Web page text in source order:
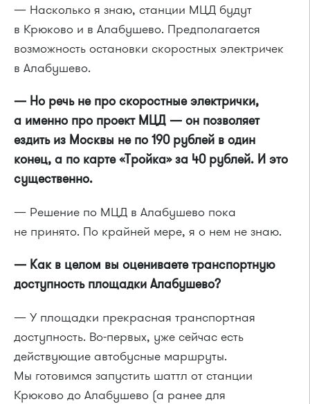
— Насколько я знаю, станции МЦД будут
в Крюково и в Алабушево. Предполагается
возможность остановки скоростных электричек
в Алабушево.
— Но речь не про скоростные электрички,
а именно про проект МЦД — он позволяет
ездить из Москвы не по 190 рублей в один
конец, а по карте «Тройка» за 40 рублей. И это
существенно.
— Решение по МЦД в Алабушево пока
не принято. По крайней мере, я о нем не знаю.
— Как в целом вы оцениваете транспортную
доступность площадки Алабушево?
— У площадки прекрасная транспортная
доступность. Во-первых, уже сейчас есть
действующие автобусные маршруты.
Мы готовимся запустить шаттл от станции
Крюково до Алабушево (а ранее для